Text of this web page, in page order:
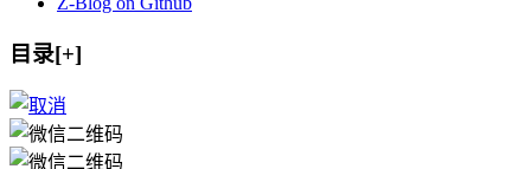
目录[+]